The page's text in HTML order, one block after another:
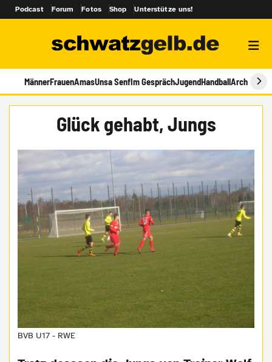
Podcast Forum Fotos Shop Unterstütze uns!
MännerFrauenAmasUnsa SenfIm GesprächJugendHandballArchiv
Glück gehabt, Jungs
BVB U17 - RWE